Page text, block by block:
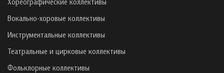
Вокально-хоровые коллективы
Инструментальные коллективы
Театральные и цирковые коллективы
Фольклорные коллективы